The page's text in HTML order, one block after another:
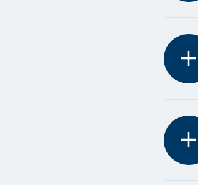
add
add